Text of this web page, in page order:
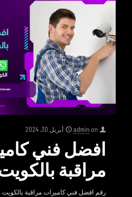
admin on أبريل 30, 2024
افضل فني
مراقبة
رقم افضل فني كاميرات مراقبة بالكويت